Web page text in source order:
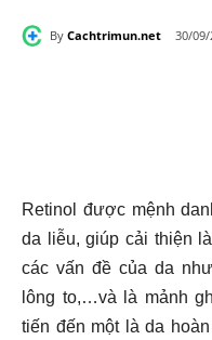
By Cachtrimun.net 30/09/
Retinol được mệnh
da liễu, giúp cải thiện
các vấn đề của da
lông to,…và là mảnh
tiến đến một là da